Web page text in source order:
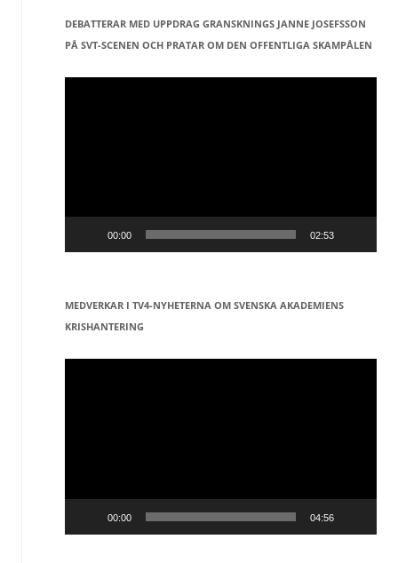
DEBATTERAR MED UPPDRAG GRANSKNINGS JANNE JOSEFSSON
PÅ SVT-SCENEN OCH PRATAR OM DEN OFFENTLIGA SKAMPÅLEN
Videospelare
00:00 02:53
MEDVERKAR I TV4-NYHETERNA OM SVENSKA AKADEMIENS
KRISHANTERING
Videospelare
00:00 04:56